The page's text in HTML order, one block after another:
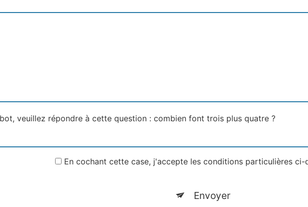
veuillez répondre à cette question : combien font trois plus quatre ?
En cochant cette case, j'accepte les conditions particulières ci-
Envoyer